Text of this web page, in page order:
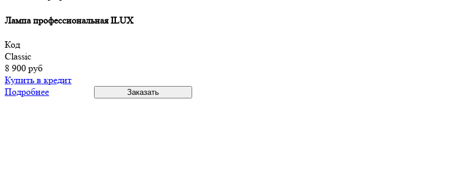
Лампа профессиональная ILUX
Код
Classic
8 900 руб
Купить в кредит
Подробнее